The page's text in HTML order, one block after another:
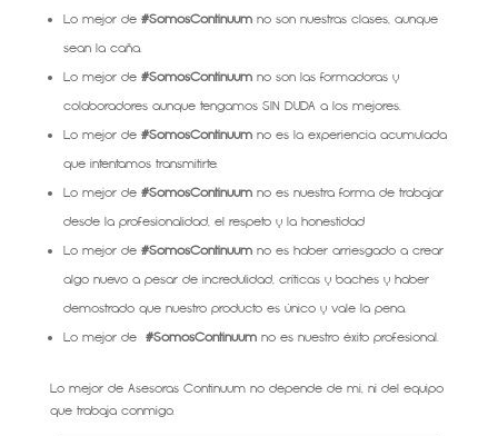
Lo mejor de #SomosContinuumno son nuestras clases, aunque
sean la caña.
Lo mejor de #SomosContinuumno son las formadoras y
colaboradores aunque tengamos SIN DUDA a los mejores.
Lo mejor de #SomosContinuum no es la experiencia acumulada
que intentamos transmitirte.
Lo mejor de #SomosContinuumno es nuestra forma de trabajar
desde la profesionalidad, el respeto y la honestidad
Lo mejor de #SomosContinuumno es haber arriesgado a crear
algo nuevo a pesar de incredulidad, críticas y baches y haber
demostrado que nuestro producto es único y vale la pena.
Lo mejor de #SomosContinuum no es nuestro éxito profesional.
Lo mejor de Asesoras Continuum no depende de mi, ni del equipo
que trabaja conmigo.